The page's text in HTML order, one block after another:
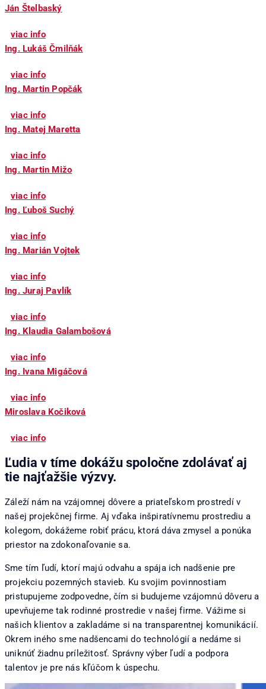
Ján Štelbaský
viac info
Ing. Lukáš Čmilňák
viac info
Ing. Martin Popčák
viac info
Ing. Matej Maretta
viac info
Ing. Martin Mižo
viac info
Ing. Ľuboš Suchý
viac info
Ing. Marián Vojtek
viac info
Ing. Juraj Pavlík
viac info
Ing. Klaudia Galambošová
viac info
Ing. Ivana Migáčová
viac info
Miroslava Kočiková
viac info
Ľudia v tíme dokážu spoločne zdolávať aj
tie najťažšie výzvy.
Záleží nám na vzájomnej dôvere a priateľskom prostredí v
našej projekčnej firme. Aj vďaka inšpiratívnemu prostrediu a
kolegom, dokážeme robiť prácu, ktorá dáva zmysel a ponúka
priestor na zdokonaľovanie sa.
Sme tím ľudí, ktorí majú odvahu a spája ich nadšenie pre
projekciu pozemných stavieb. Ku svojim povinnostiam
pristupujeme zodpovedne, čím si budujeme vzájomnú dôveru a
upevňujeme tak rodinné prostredie v našej firme. Vážime si
našich klientov a zakladáme si na transparentnej komunikácií.
Okrem iného sme nadšencami do technológií a nedáme si
uniknúť žiadnu príležitosť. Správny výber ľudí a podpora
talentov je pre nás kľúčom k úspechu.